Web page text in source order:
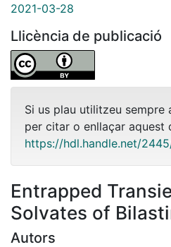
2021-03-28
Llicència de publicació
Si us plau utilitzeu
per citar o enllaçar aquest
https://hdl.handle.net/
Entrapped
Solvates of
Autors